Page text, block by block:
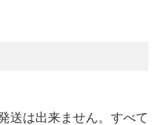
送は出来ません。すべて